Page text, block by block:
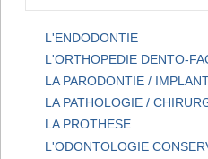
L'ENDODONTIE
L'ORTHOPEDIE DENTO-
LA PARODONTIE /
LA PATHOLOGIE /
LA PROTHESE
L'ODONTOLOGIE